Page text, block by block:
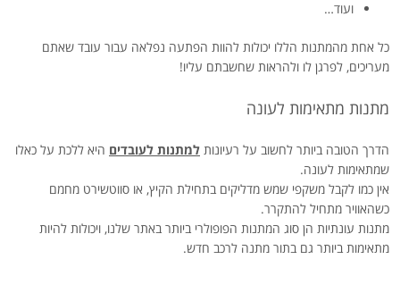
ועוד…
כל אחת מהמתנות הללו יכולות להוות הפתעה נפלאה עבור עובד שאתם
מעריכים, לפרגן לו ולהראות שחשבתם עליו!
מתנות מתאימות לעונה
הדרך הטובה ביותר לחשוב על רעיונות למתנות לעובדים היא ללכת על כאלו
שמתאימות לעונה.
אין כמו לקבל משקפי שמש מדליקים בתחילת הקיץ, או סווטשירט מחמם
כשהאוויר מתחיל להתקרר.
מתנות עונתיות הן סוג המתנות הפופולרי ביותר באתר שלנו, ויכולות להיות
מתאימות ביותר גם בתור מתנה לרכב חדש.